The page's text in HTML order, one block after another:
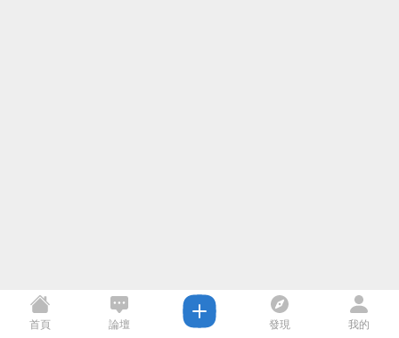
首頁 論壇 發現 我的